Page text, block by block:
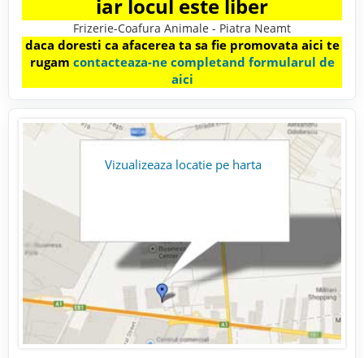
iar locul este liber
Frizerie-Coafura Animale - Piatra Neamt
daca doresti ca afacerea ta sa fie promovata aici te
rugam contacteaza-ne completand formularul de
aici
Vizualizeaza locatie pe harta